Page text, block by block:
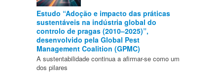
Estudo “Adoção e impacto das práticas
sustentáveis na indústria global do
controlo de pragas (2010–2025)”,
desenvolvido pela Global Pest
Management Coalition (GPMC)
A sustentabilidade continua a afirmar-se como um
dos pilares